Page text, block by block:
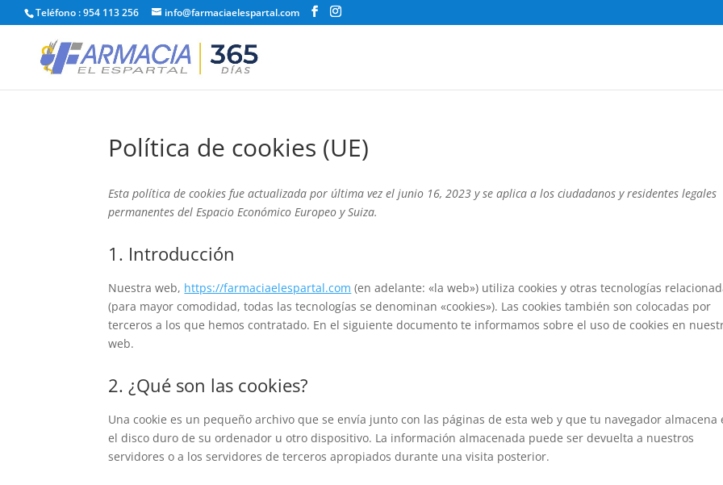
Teléfono : 954 113 256 info@farmaciaelespartal.com
Política de cookies (UE)
Esta política de cookies fue actualizada por última vez el junio 16, 2023 y se aplica a los ciudadanos y residentes legales
permanentes del Espacio Económico Europeo y Suiza.
1. Introducción
Nuestra web, https://farmaciaelespartal.com (en adelante: «la web») utiliza cookies y otras tecnologías
(para mayor comodidad, todas las tecnologías se denominan «cookies»). Las cookies también son colocadas por
terceros a los que hemos contratado. En el siguiente documento te informamos sobre el uso de cookies en
web.
2. ¿Qué son las cookies?
Una cookie es un pequeño archivo que se envía junto con las páginas de esta web y que tu navegador almacena
el disco duro de su ordenador u otro dispositivo. La información almacenada puede ser devuelta a nuestros
servidores o a los servidores de terceros apropiados durante una visita posterior.